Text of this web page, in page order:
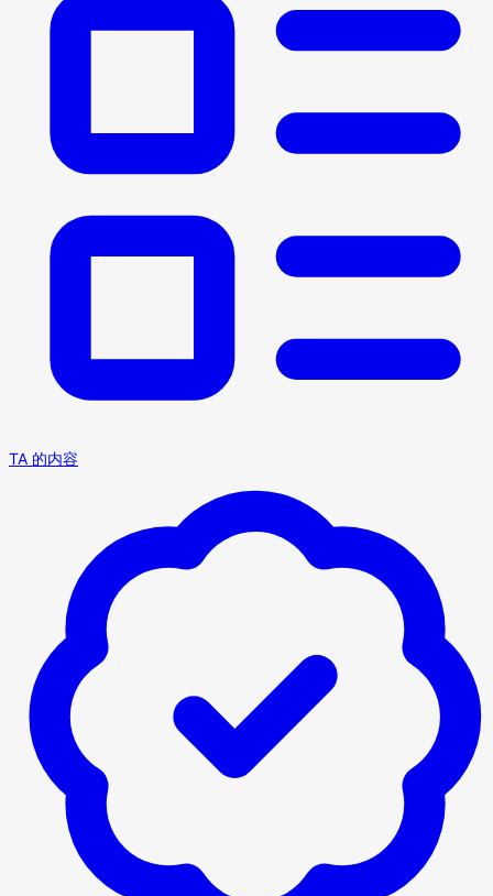
TA 的内容